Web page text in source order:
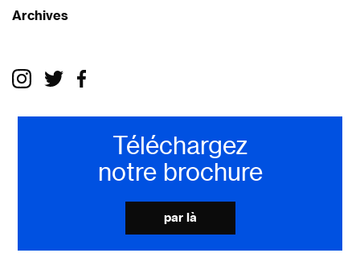
Archives
Téléchargez
notre brochure
par là